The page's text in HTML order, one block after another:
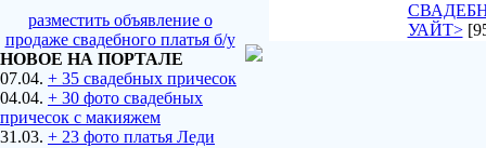
разместить объявление о
продаже свадебного платья б/у
НОВОЕ НА ПОРТАЛЕ
07.04. + 35 свадебных причесок
04.04. + 30 фото свадебных
причесок с макияжем
31.03. + 23 фото платья Леди
УАЙТ>